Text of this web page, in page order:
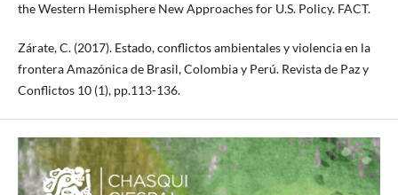
the Western Hemisphere New Approaches for U.S. Policy. FACT.
Zárate, C. (2017). Estado, conflictos ambientales y violencia en la
frontera Amazónica de Brasil, Colombia y Perú. Revista de Paz y
Conflictos 10 (1), pp.113-136.